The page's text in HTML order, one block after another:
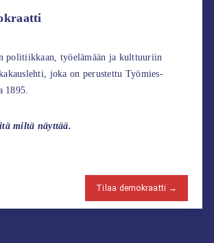
politiikkaan, työelämään ja kulttuuriin
joka on perustettu Työmies-
1895.
miltä näyttää.
Tilaa demokraatti →